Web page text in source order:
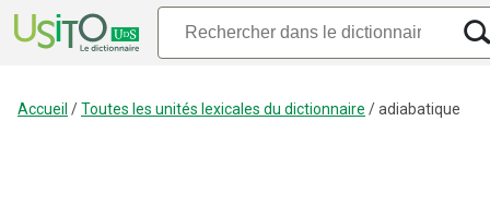
Accueil /Toutes les unités lexicales du dictionnaire /adiabatique